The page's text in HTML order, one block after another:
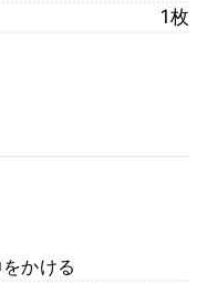
1枚
かける